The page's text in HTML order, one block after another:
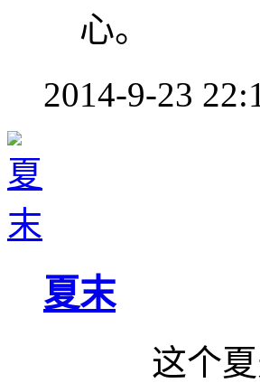
心。
2014-9-23
夏末
这个夏